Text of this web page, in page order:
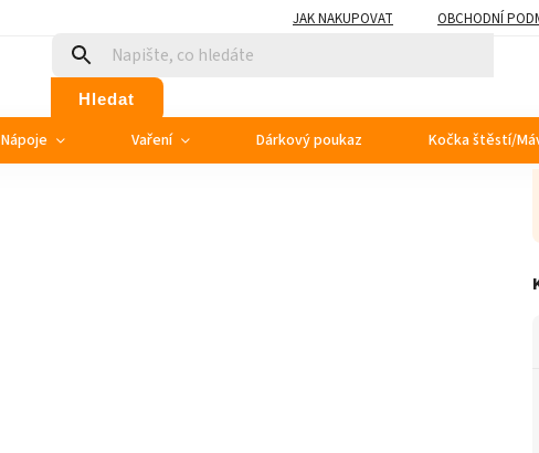
JAK NAKUPOVAT OBCHODNÍ
Hledat
Nápoje Vaření Dárkový poukaz Kočka štěstí/